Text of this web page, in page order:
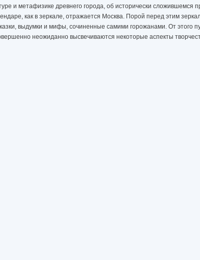
и метафизике древнего города, об исторически сложившемся
как в зеркале, отражается Москва. Порой перед этим
выдумки и мифы, сочиненные самими горожанами. От этого
неожиданно высвечиваются некоторые аспекты